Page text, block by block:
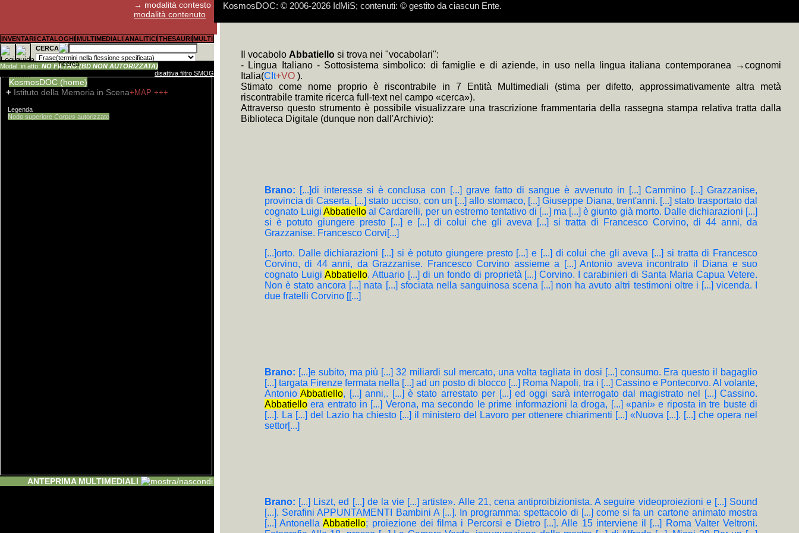
→ modalità contesto
modalità contenuto
INVENTARI CATALOGHI MULTIMEDIALI ANALITICI THESAURI MULTI
CERCA
Modal. in atto: NO FILTRO (BD NON AUTORIZZATA)
disattiva filtro SMOG
KosmosDOC (home)
+ Istituto della Memoria in Scena+MAP +++
Legenda
Nodo superiore Corpus autorizzato
ANTEPRIMA MULTIMEDIALI
KosmosDOC: © 2006-2026 IdMiS; contenuti: © gestito da ciascun Ente.
sottocampi testuali terminano in asis, asis-, acsis, rsis, ssis
Il vocabolo Abbatiello si trova nei "vocabolari":
- Lingua Italiano - Sottosistema simbolico: di famiglie e di aziende, in uso nella lingua italiana contemporanea →cognomi
Italia(CIt+VO ).
Stimato come nome proprio è riscontrabile in 7 Entità Multimediali (stima per difetto, approssimativamente altra metà
riscontrabile tramite ricerca full-text nel campo «cerca»).
Attraverso questo strumento è possibile visualizzare una trascrizione frammentaria della rassegna stampa relativa tratta dalla
Biblioteca Digitale (dunque non dall'Archivio):
Brano: [...]di interesse si è conclusa con [...] grave fatto di sangue è avvenuto in [...] Cammino [...] Grazzanise,
provincia di Caserta. [...] stato ucciso, con un [...] allo stomaco, [...] Giuseppe Diana, trent'anni. [...] stato trasportato dal
cognato LuigiAbbatiello al Cardarelli, per un estremo tentativo di [...] ma [...] è giunto già morto. Dalle dichiarazioni [...]
si è potuto giungere presto [...] e [...] di colui che gli aveva [...] si tratta di Francesco Corvino, di 44 anni, da
Grazzanise. Francesco Corvi[...]
[...]orto. Dalle dichiarazioni [...] si è potuto giungere presto [...] e [...] di colui che gli aveva [...] si tratta di Francesco
Corvino, di 44 anni, da Grazzanise. Francesco Corvino assieme a [...] Antonio aveva incontrato il Diana e suo
cognato Luigi Abbatiello. Attuario [...] di un fondo di proprietà [...] Corvino. I carabinieri di Santa Maria Capua Vetere.
Non è stato ancora [...] nata [...] sfociata nella sanguinosa scena [...] non ha avuto altri testimoni oltre i [...] vicenda. I
due fratelli Corvino [[...]
Brano: [...]e subito, ma più [...] 32 miliardi sul mercato, una volta tagliata in dosi [...] consumo. Era questo il bagaglio
[...] targata Firenze fermata nella [...] ad un posto di blocco [...] Roma Napoli, tra i [...] Cassino e Pontecorvo. Al volante,
AntonioAbbatiello, [...] anni,. [...] è stato arrestato per [...] ed oggi sarà interrogato dal magistrato nel [...] Cassino.
Abbatiello era entrato in [...] Verona, ma secondo le prime informazioni la droga, [...] «pani» e riposta in tre buste di
[...]. La [...] del Lazio ha chiesto [...] il ministero del Lavoro per ottenere chiarimenti [...] «Nuova [...]. [...] che opera nel
settor[...]
Brano: [...] Liszt, ed [...] de la vie [...] artiste». Alle 21, cena antiproibizionista. A seguire videoproiezioni e [...] Sound
[...]. Serafini APPUNTAMENTI Bambini A [...]. In programma: spettacolo di [...] come si fa un cartone animato mostra
[...] AntonellaAbbatiello; proiezione dei filma i Percorsi e Dietro [...]. Alle 15 interviene il [...] Roma Valter Veltroni.